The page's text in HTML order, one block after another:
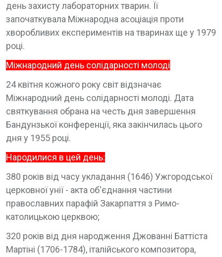
день захисту лабораторних тварин. Її
започаткувала Міжнародна асоціація проти
хворобливих експериментів на тваринах ще у 1979
році.
Міжнародний день солідарності молоді
24 квітня кожного року світ відзначає
Міжнародний день солідарності молоді. Дата
святкування обрана на честь дня завершення
Бандунзької конференції, яка закінчилась цього
дня у 1955 році.
Народилися в цей день:
380 років від часу укладання (1646) Ужгородської
церковної унії - акта об'єднання частини
православних парафій Закарпаття з Римо-
католицькою церквою;
320 років від дня народження Джованні Баттіста
Мартіні (1706-1784), італійського композитора,